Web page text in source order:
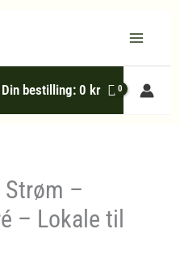
Din bestilling:0 kr
Strøm –
– Lokale til